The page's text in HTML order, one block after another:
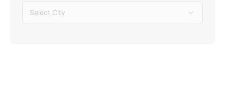
Select City